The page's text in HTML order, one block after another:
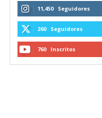
11,450 Seguidores
260 Seguidores
760 Inscritos